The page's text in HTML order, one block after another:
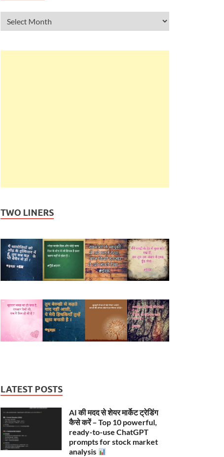
TWO LINERS
LATEST POSTS
AI की मदद से शेयर मार्केट ट्रेडिंग
कैसे करें – Top 10 powerful,
ready-to-use ChatGPT
prompts for stock market
analysis